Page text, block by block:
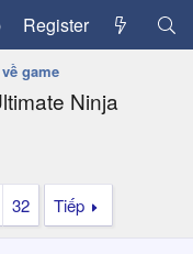
Register
game
Ninja
32 Tiếp